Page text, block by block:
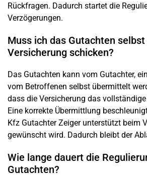
Rückfragen. Dadurch startet die
Verzögerungen.
Muss ich das Gutachten selbst
Versicherung schicken?
Das Gutachten kann vom Gutachter,
vom Betroffenen selbst übermittelt
dass die Versicherung das
Eine korrekte Übermittlung
Kfz Gutachter Zeiger unterstützt beim
gewünscht wird. Dadurch bleibt der
Wie lange dauert die
Gutachten?